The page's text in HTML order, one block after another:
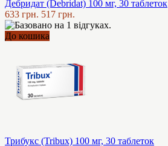
Дебридат (Debridat) 100 мг, 30 таблеток
633 грн. 517 грн.
До кошика
Трибукс (Tribux) 100 мг, 30 таблеток